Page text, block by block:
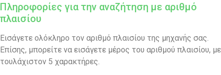
Πληροφορίες για την αναζήτηση με αριθμό
πλαισίου
Εισάγετε ολόκληρο τον αριθμό πλαισίου της μηχανής σας.
Επίσης, μπορείτε να εισάγετε μέρος του αριθμού πλαισίου, με
τουλάχιστον 5 χαρακτήρες.